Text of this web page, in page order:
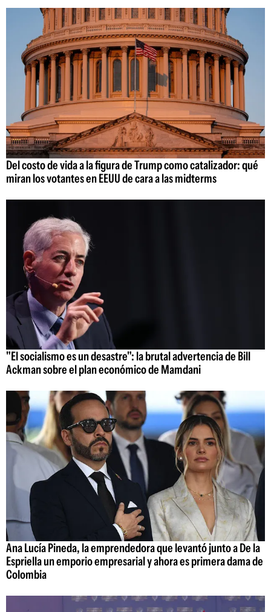
Del costo de vida a la figura de Trump como catalizador: qué
miran los votantes en EEUU de cara a las midterms
"El socialismo es un desastre": la brutal advertencia de Bill
Ackman sobre el plan económico de Mamdani
Ana Lucía Pineda, la emprendedora que levantó junto a De la
Espriella un emporio empresarial y ahora es primera dama de
Colombia